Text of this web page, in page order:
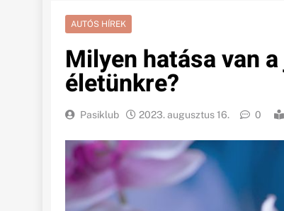
AUTÓS HÍREK
Milyen hatása van
életünkre?
Pasiklub 2023. augusztus 16. 0